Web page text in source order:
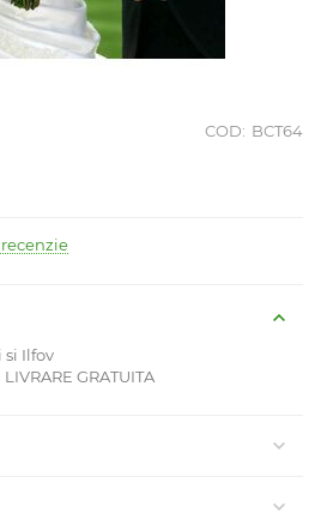
COD: BCT64
Ilfov
GRATUITA